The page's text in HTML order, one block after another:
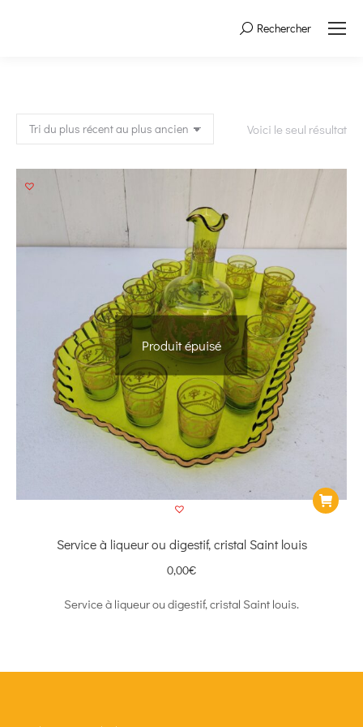
Search:Rechercher
Voici le seul résultat
Produit épuisé
Service à liqueur ou digestif, cristal Saint louis
0,00€
Service à liqueur ou digestif, cristal Saint louis.